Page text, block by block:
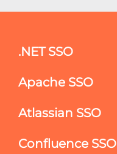
.NET SSO
Apache SSO
Atlassian SSO
Confluence SSO